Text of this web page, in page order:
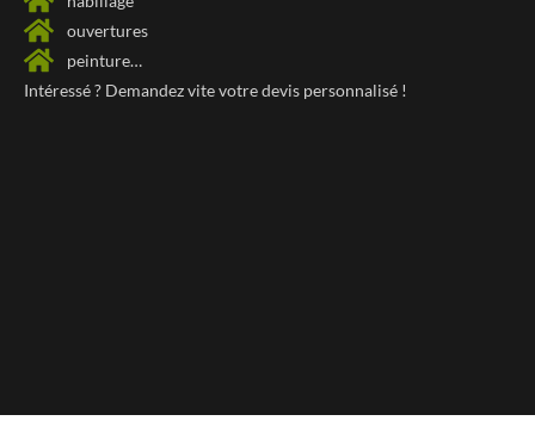
ouvertures
peinture…
Intéressé ? Demandez vite votredevis personnalisé !